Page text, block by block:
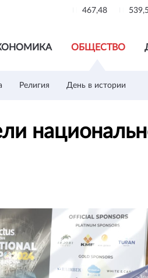
467,48
ОБЩЕСТВО
Религия День в истории